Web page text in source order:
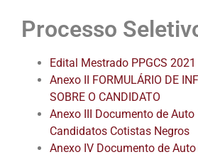
Processo
Edital Mestrado PPGCS 2021
Anexo II FORMULÁRIO DE
SOBRE O CANDIDATO
Anexo III Documento de
Candidatos Cotistas Negros
Anexo IV Documento de